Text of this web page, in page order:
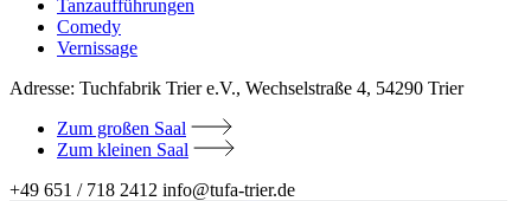
Tanzaufführungen
Comedy
Vernissage
Adresse: Tuchfabrik Trier e.V., Wechselstraße 4, 54290 Trier
Zum großen Saal
Zum kleinen Saal
+49 651 / 718 2412 info@tufa-trier.de